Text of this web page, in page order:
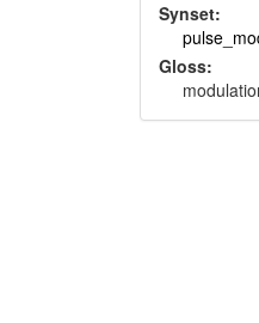
Synset:
Gloss: